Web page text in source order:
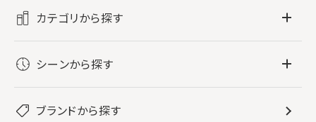
カテゴリから探す
レディース香水
すべてのバス・ボディケア
ホームフレグランス
シーンから探す
ブランドから探す